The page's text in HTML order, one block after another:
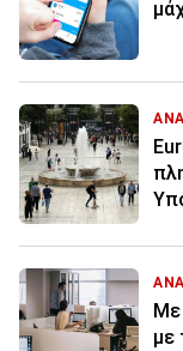
Με
με